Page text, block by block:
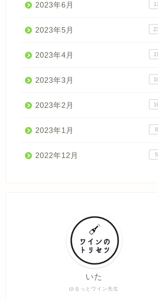
2023年6月
2023年5月
2023年4月
2023年3月
2023年2月
2023年1月 8
2022年12月 5
ゆるっとワイン先生
いた